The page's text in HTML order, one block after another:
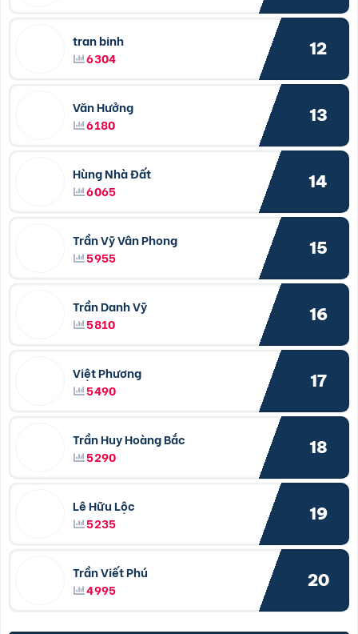
tran binh
6304
12
Văn Hưởng
6180
13
Hùng Nhà Đất
6065
14
Trần Vỹ Vân Phong
5955
15
Trần Danh Vỹ
5810
16
Việt Phương
5490
17
Trần Huy Hoàng Bắc
5290
18
Lê Hữu Lộc
5235
19
Trần Viết Phú
4995
20